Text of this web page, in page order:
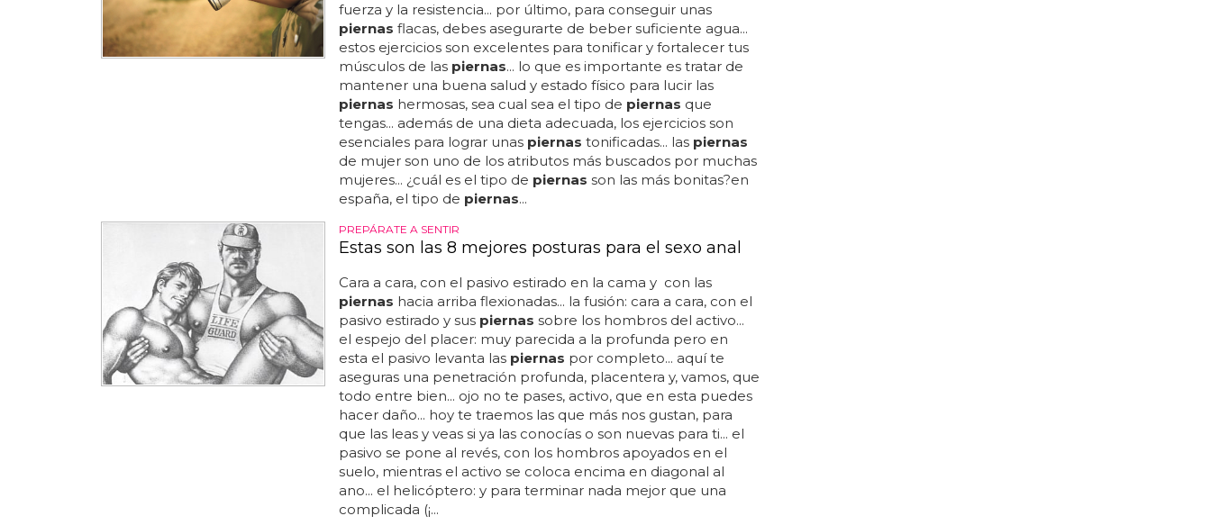
fuerza y la resistencia... por último, para conseguir unas
piernas flacas, debes asegurarte de beber suficiente agua...
estos ejercicios son excelentes para tonificar y fortalecer tus
músculos de las piernas... lo que es importante es tratar de
mantener una buena salud y estado físico para lucir las
piernas hermosas, sea cual sea el tipo de piernas que
tengas... además de una dieta adecuada, los ejercicios son
esenciales para lograr unas piernas tonificadas... las piernas
de mujer son uno de los atributos más buscados por muchas
mujeres... ¿cuál es el tipo de piernas son las más bonitas?en
españa, el tipo de piernas...
PREPÁRATE A SENTIR
Estas son las 8 mejores posturas para el sexo anal
Cara a cara, con el pasivo estirado en la cama y con las
piernas hacia arriba flexionadas... la fusión: cara a cara, con el
pasivo estirado y sus piernas sobre los hombros del activo...
el espejo del placer: muy parecida a la profunda pero en
esta el pasivo levanta las piernas por completo... aquí te
aseguras una penetración profunda, placentera y, vamos, que
todo entre bien... ojo no te pases, activo, que en esta puedes
hacer daño... hoy te traemos las que más nos gustan, para
que las leas y veas si ya las conocías o son nuevas para ti... el
pasivo se pone al revés, con los hombros apoyados en el
suelo, mientras el activo se coloca encima en diagonal al
ano... el helicóptero: y para terminar nada mejor que una
complicada (¡...